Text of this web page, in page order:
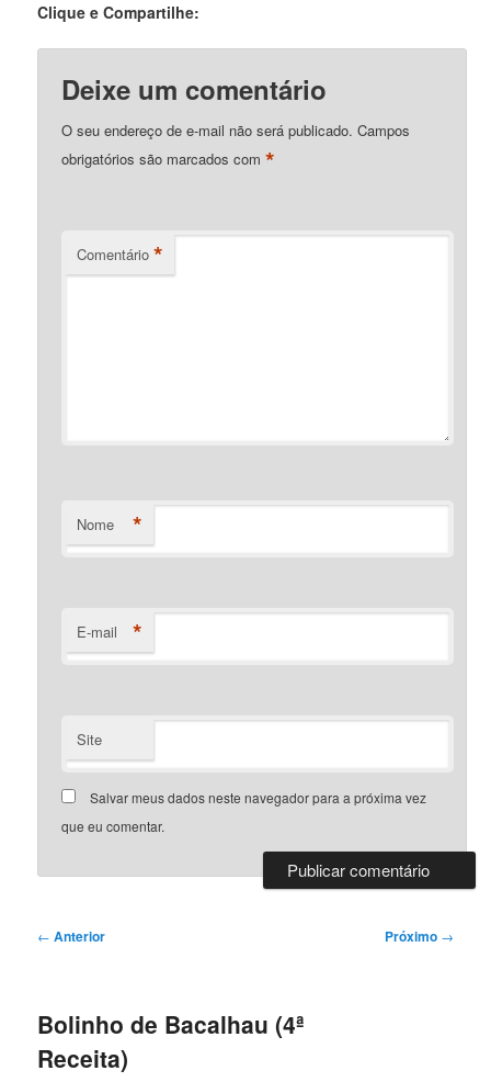
Clique e Compartilhe:
Deixe um comentário
O seu endereço de e-mail não será publicado. Campos
obrigatórios são marcados com*
Comentário *
Nome *
E-mail *
Site
Salvar meus dados neste navegador para a próxima vez
que eu comentar.
Navegação
← Anterior Próximo →
Bolinho de Bacalhau (4ª
Receita)